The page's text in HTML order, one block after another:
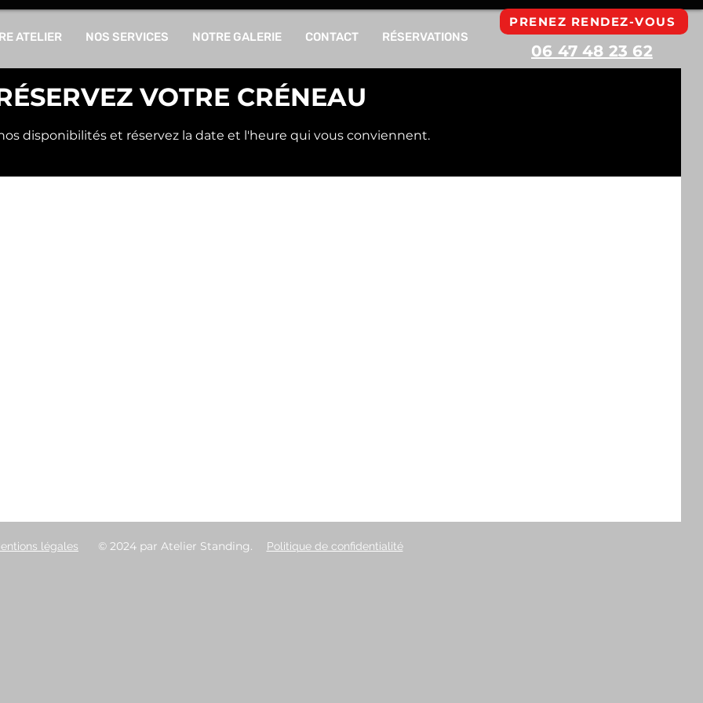
ATELIER NOS SERVICES NOTRE GALERIE CONTACT RÉSERVATIONS
PRENEZ RENDEZ-VOUS
06 47 48 23 62
VOTRE CRÉNEAU
disponibilités et réservez la date et l'heure qui vous conviennent.
légales © 2024 par Atelier Standing. Politique de confidentialité